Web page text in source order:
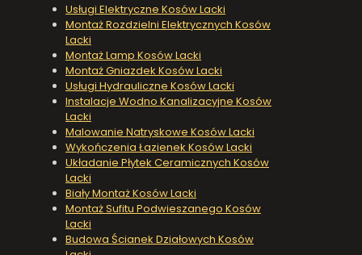
Usługi Elektryczne Kosów Lacki
Montaż Rozdzielni Elektrycznych Kosów
Lacki
Montaż Lamp Kosów Lacki
Montaż Gniazdek Kosów Lacki
Usługi Hydrauliczne Kosów Lacki
Instalacje Wodno Kanalizacyjne Kosów
Lacki
Malowanie Natryskowe Kosów Lacki
Wykończenia Łazienek Kosów Lacki
Układanie Płytek Ceramicznych Kosów
Lacki
Biały Montaż Kosów Lacki
Montaż Sufitu Podwieszanego Kosów
Lacki
Budowa Ścianek Działowych Kosów